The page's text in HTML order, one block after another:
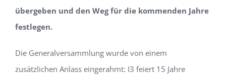
übergeben und den Weg für die kommenden Jahre
festlegen.
Die Generalversammlung wurde von einem
zusätzlichen Anlass eingerahmt: I3 feiert 15 Jahre